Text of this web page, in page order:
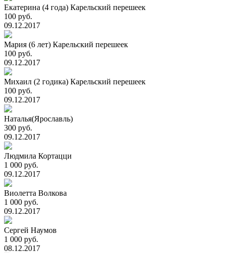
Екатерина (4 года) Карельский перешеек
100 руб.
09.12.2017
Мария (6 лет) Карельский перешеек
100 руб.
09.12.2017
Михаил (2 годика) Карельский перешеек
100 руб.
09.12.2017
Наталья(Ярославль)
300 руб.
09.12.2017
Людмила Кортацци
1 000 руб.
09.12.2017
Виолетта Волкова
1 000 руб.
09.12.2017
Сергей Наумов
1 000 руб.
08.12.2017